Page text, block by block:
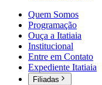
Quem Somos
Programação
Ouça a Itatiaia
Institucional
Entre em Contato
Expediente Itatiaia
Filiadas